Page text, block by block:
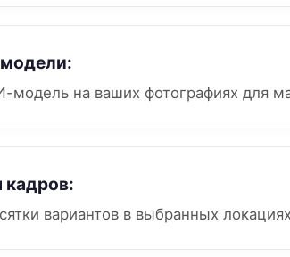
на ваших фотографиях для
кадров:
вариантов в выбранных